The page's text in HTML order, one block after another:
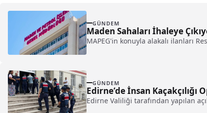
GÜNDEM
Maden Sahaları İhaleye
MAPEG'in konuyla alakalı ilanları
GÜNDEM
Edirne’de İnsan Kaçakçılığı
Edirne Valiliği tarafından yapılan